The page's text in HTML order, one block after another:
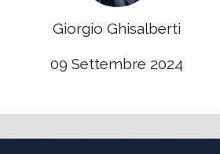
Giorgio Ghisalberti
09 Settembre 2024